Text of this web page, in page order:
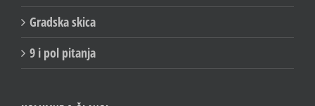
Gradska skica
9 i pol pitanja